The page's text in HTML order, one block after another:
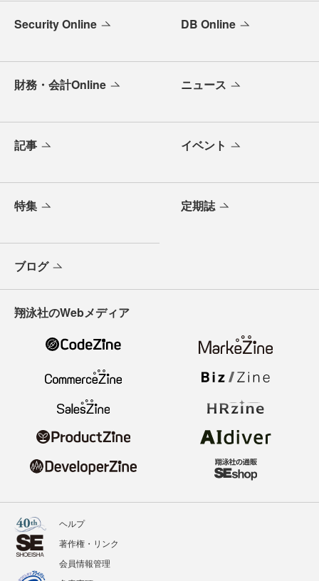
Security Online DB Online
財務・会計Online ニュース
記事 イベント
特集 定期誌
ブログ
翔泳社のWebメディア
ヘルプ
著作権・リンク
会員情報管理